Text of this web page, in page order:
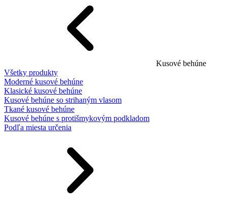
Kusové behúne
Všetky produkty
Moderné kusové behúne
Klasické kusové behúne
Kusové behúne so strihaným vlasom
Tkané kusové behúne
Kusové behúne s protišmykovým podkladom
Podľa miesta určenia